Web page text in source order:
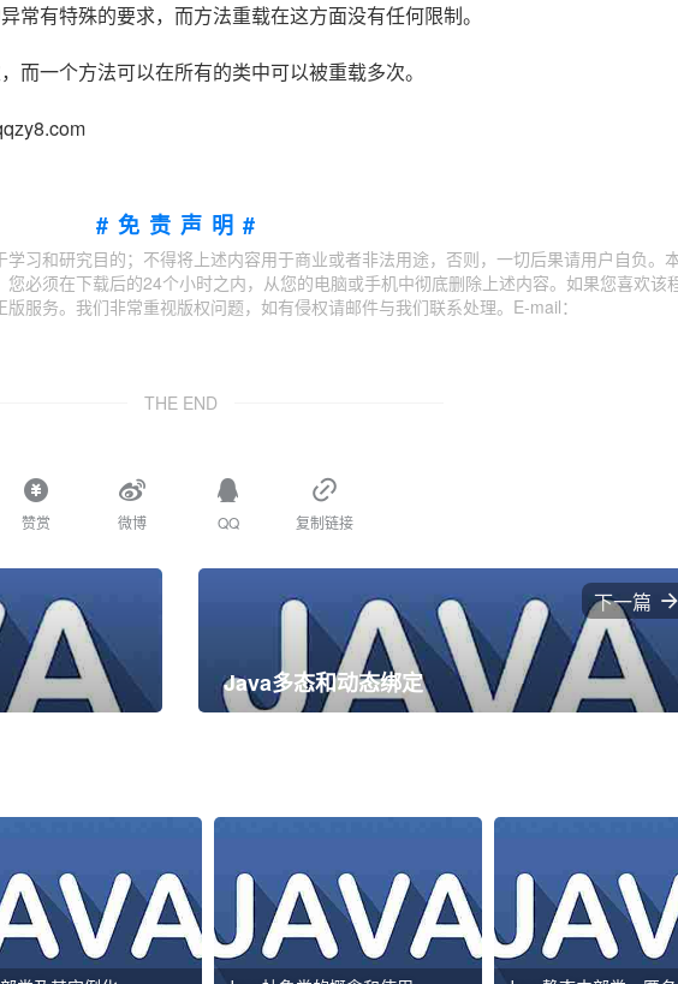
有特殊的要求，而方法重载在这方面没有任何限制。
一个方法可以在所有的类中可以被重载多次。
#免责声明#
习和研究目的；不得将上述内容用于商业或者非法用途，否则，一切后果请用户自负。
必须在下载后的24个小时之内，从您的电脑或手机中彻底删除上述内容。如果您喜欢该
服务。我们非常重视版权问题，如有侵权请邮件与我们联系处理。E-mail：
THE END
赞赏 微博 QQ 复制链接
下一篇
Java多态和动态绑定